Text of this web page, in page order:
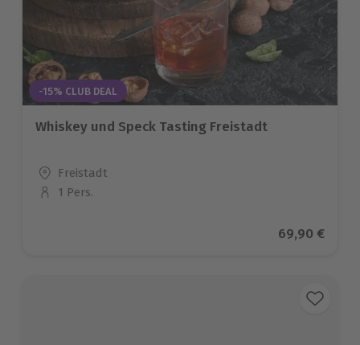
-15% CLUB DEAL
Whiskey und Speck Tasting Freistadt
Standort
Freistadt
Anzahl der Teilnehmer
1 Pers.
Aktueller
69,90 €